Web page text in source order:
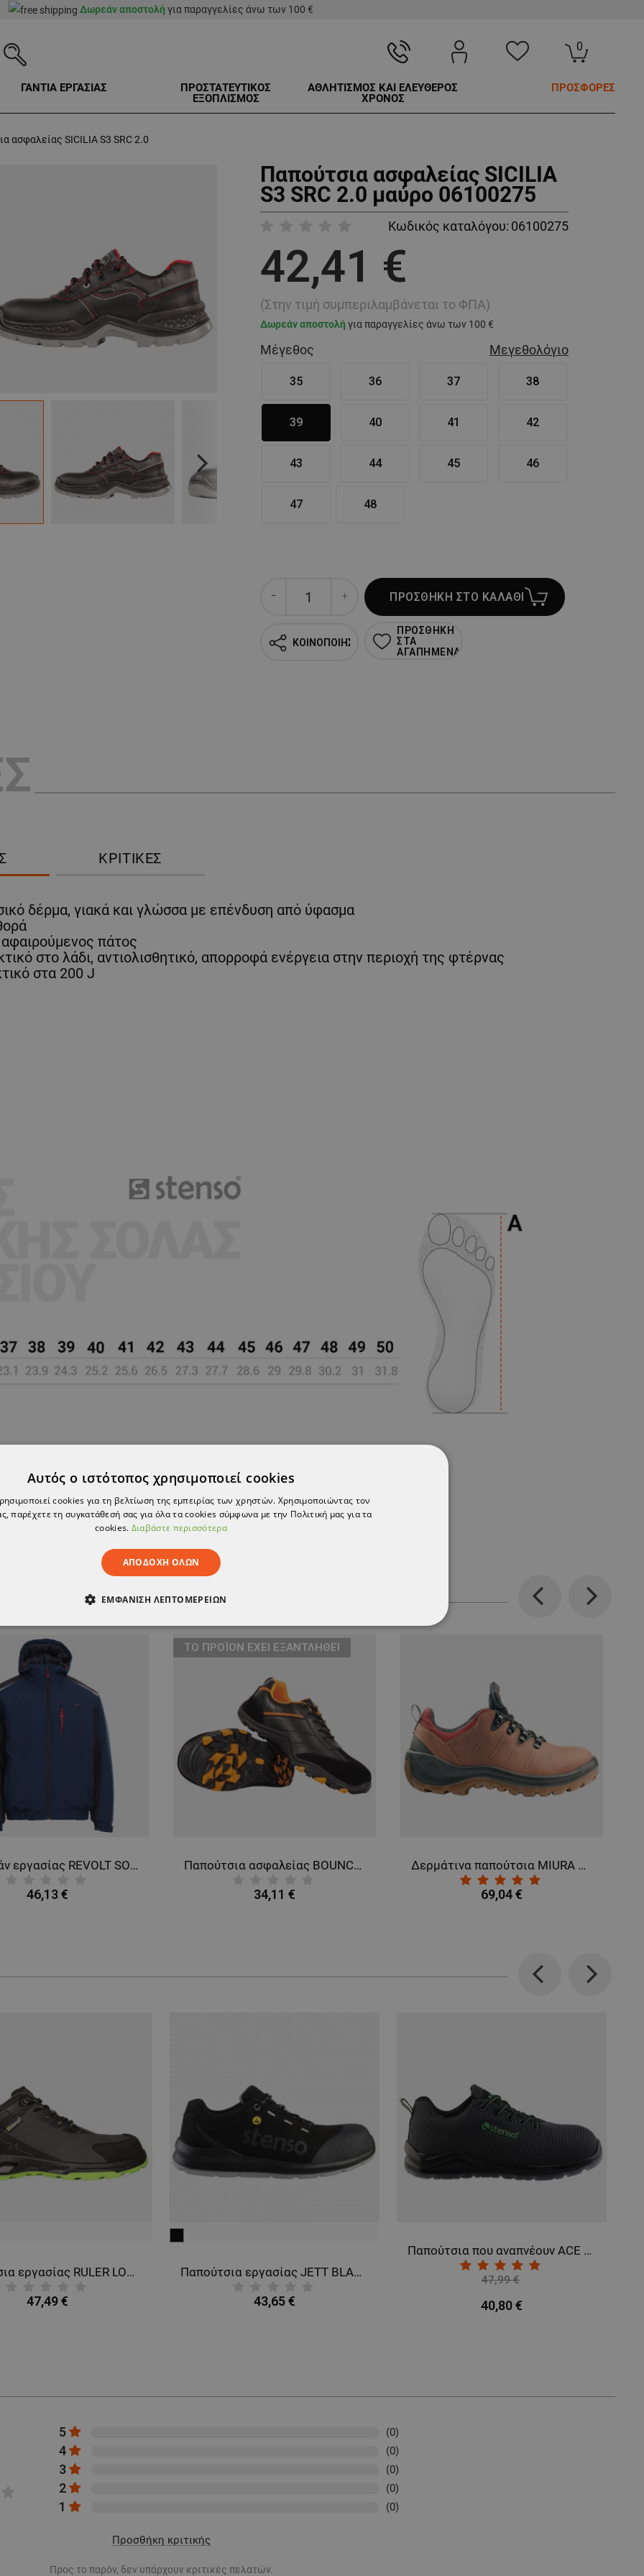
Δωρεάν αποστολή για παραγγελίες άνω των 100 €
0
ΓΑΝΤΙΑ ΕΡΓΑΣΙΑΣ
ΠΡΟΣΤΑΤΕΥΤΙΚΟΣ
ΕΞΟΠΛΙΣΜΟΣ
ΑΘΛΗΤΙΣΜΟΣ ΚΑΙ ΕΛΕΥΘΕΡΟΣ
ΧΡΟΝΟΣ
ΠΡΟΣΦΟΡΕΣ
ασφαλείας SICILIA S3 SRC 2.0
Next
Παπούτσια ασφαλείας SICILIA
S3 SRC 2.0 μαύρο 06100275
Κωδικός καταλόγου: 06100275
42,41 €
(Στην τιμή συμπεριλαμβάνεται το ΦΠΑ)
Δωρεάν αποστολή για παραγγελίες άνω των 100 €
Μέγεθος Μεγεθολόγιο
35 36 37 38
39 40 41 42
43 44 45 46
47 48
ΠΡΟΣΘΗΚΗ ΣΤΟ ΚΑΛΑΘΙ
ΚΟΙΝΟΠΟΙΗΣΗ
ΠΡΟΣΘΗΚΗ
ΣΤΑ
ΑΓΑΠΗΜΕΝΑ
ΚΡΙΤΙΚΈΣ
δέρμα, γιακά και γλώσσα με επένδυση από ύφασμα
πάτος
στο λάδι, αντιολισθητικό, απορροφά ενέργεια στην περιοχή της φτέρνας
στα 200 J
ΑΓΌΡΑΣΑΝ ΕΠΊΣΗΣ:
Previous
Μπουφάν εργασίας REVOLT SOFTSHELL WINTER NAVY BLUE/BLACK
46,13 €
ТΟ ΠΡΟΪΌΝ ΈΧΕΙ ΕΞΑΝΤΛΗΘΕΊ
Παπούτσια ασφαλείας BOUNCE S1P
34,11 €
Δερμάτινα παπούτσια MIURA O2 SRC
69,04 €
Next
Previous
Παπούτσια εργασίας RULER LOW S3S SR GREY/GREEN
47,49 €
Παπούτσια εργασίας JETT BLACK LOW MF S1PL MF ESD
43,65 €
Παπούτσια που αναπνέουν ACE BLACK O2 MF SR
47,99 €
40,80 €
Next
5 (0)
4 (0)
3 (0)
2 (0)
1 (0)
Προσθήκη κριτικής
Προς το παρόν, δεν υπάρχουν κριτικές πελατών.
Αυτός ο ιστότοπος χρησιμοποιεί cookies
cookies για τη βελτίωση της εμπειρίας των χρηστών. Χρησιμοποιώντας τον
παρέχετε τη συγκατάθεσή σας για όλα τα cookies σύμφωνα με την Πολιτική μας για τα
cookies. Διαβάστε περισσότερα
ΑΠΟΔΟΧΉ ΌΛΩΝ
ΕΜΦΆΝΙΣΗ ΛΕΠΤΟΜΕΡΕΙΏΝ
ΑΠΌΔΟΣΗΣ ΣΤΌΧΕΥΣΗΣ ΛΕΙΤΟΥΡΓΙΚΌΤΗΤΑΣ